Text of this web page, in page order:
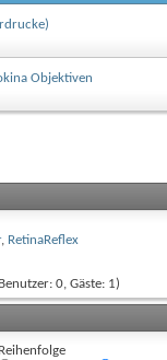
Objektiven
, RetinaReflex
0, Gäste: 1)
Reihenfolge